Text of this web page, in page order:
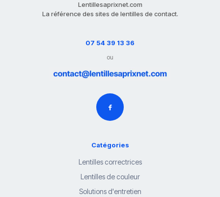
Lentillesaprixnet.com
La référence des sites de lentilles de contact.
07 54 39 13 36
ou
Catégories
Lentilles correctrices
Lentilles de couleur
Solutions d'entretien